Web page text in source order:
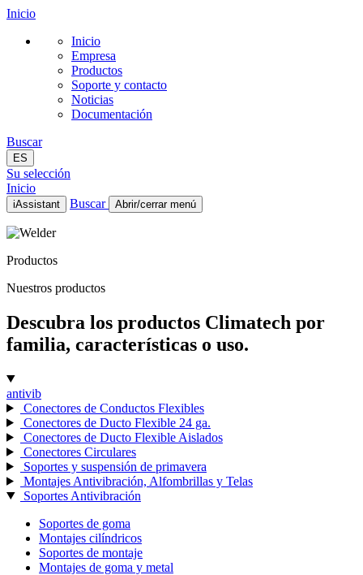
Inicio
Inicio
Empresa
Productos
Soporte y contacto
Noticias
Documentación
Buscar
ES
Su selección
Inicio
iAssistant Buscar Abrir/cerrar menú
Inicio
Productos
Noticias
ES
Productos
Nuestros productos
Descubra los productos Climatech por
familia, características o uso.
antivib
Conectores de Conductos Flexibles
Conectores de Ducto Flexible 24 ga.
Conectores de Ducto Flexible Aislados
Conectores Circulares
Soportes y suspensión de primavera
Montajes Antivibración, Alfombrillas y Telas
Soportes Antivibración
Soportes de goma
Montajes cilíndricos
Soportes de montaje
Montajes de goma y metal